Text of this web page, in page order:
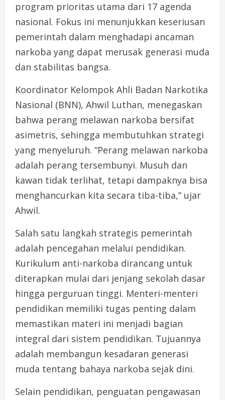
program prioritas utama dari 17 agenda
nasional. Fokus ini menunjukkan keseriusan
pemerintah dalam menghadapi ancaman
narkoba yang dapat merusak generasi muda
dan stabilitas bangsa.
Koordinator Kelompok Ahli Badan Narkotika
Nasional (BNN), Ahwil Luthan, menegaskan
bahwa perang melawan narkoba bersifat
asimetris, sehingga membutuhkan strategi
yang menyeluruh. “Perang melawan narkoba
adalah perang tersembunyi. Musuh dan
kawan tidak terlihat, tetapi dampaknya bisa
menghancurkan kita secara tiba-tiba,” ujar
Ahwil.
Salah satu langkah strategis pemerintah
adalah pencegahan melalui pendidikan.
Kurikulum anti-narkoba dirancang untuk
diterapkan mulai dari jenjang sekolah dasar
hingga perguruan tinggi. Menteri-menteri
pendidikan memiliki tugas penting dalam
memastikan materi ini menjadi bagian
integral dari sistem pendidikan. Tujuannya
adalah membangun kesadaran generasi
muda tentang bahaya narkoba sejak dini.
Selain pendidikan, penguatan pengawasan